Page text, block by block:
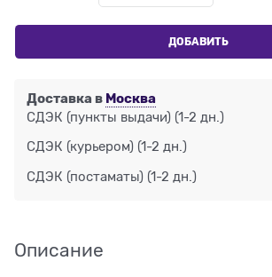
ДОБАВИТЬ
Доставка в Москва
СДЭК (пункты выдачи) (1-2 дн.)
СДЭК (курьером) (1-2 дн.)
СДЭК (постаматы) (1-2 дн.)
Описание